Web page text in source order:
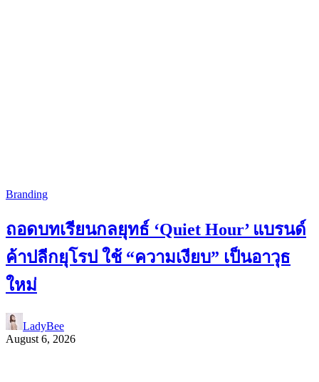
Branding
ถอดบทเรียนกลยุทธ์ ‘Quiet Hour’ แบรนด์
ค้าปลีกยุโรป ใช้ “ความเงียบ” เป็นอาวุธ
ใหม่
LadyBee
August 6, 2026